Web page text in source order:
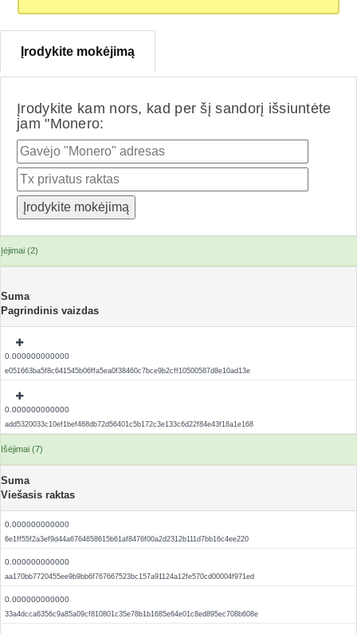
Įrodykite mokėjimą
Įrodykite kam nors, kad per šį sandorį išsiuntėte
jam "Monero:
Įėjimai (2)
Suma
Pagrindinis vaizdas
0.000000000000
e051663ba5f8c641545b06ffa5ea0f38460c7bce9b2cff10500587d8e10ad13e
0.000000000000
add5320033c10ef1bef468db72d56401c5b172c3e133c6d22f84e43f18a1e168
Išėjimai (7)
Suma
Viešasis raktas
0.000000000000
6e1ff55f2a3ef9d44a6764658615b61af8476f00a2d2312b111d7bb16c4ee220
0.000000000000
aa170bb7720455ee9b9bb6f767667523bc157a91124a12fe570cd00004f971ed
0.000000000000
33a4dcca6356c9a85a09cf810801c35e78b1b1685e64e01c8ed895ec708b608e